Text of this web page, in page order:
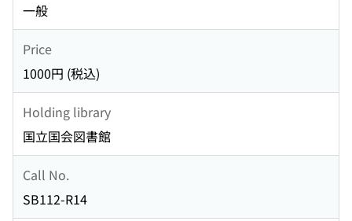
一般
Price
1000円 (税込)
Holding library
国立国会図書館
Call No.
SB112-R14